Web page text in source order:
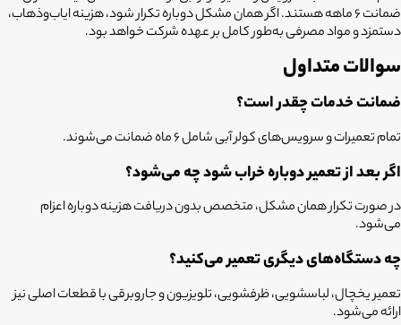
ضمانت ۶ ماهه هستند. اگر همان مشکل دوباره تکرار شود، هزینه ایاب‌وذهاب،
دستمزد و مواد مصرفی به‌طور کامل بر عهده شرکت خواهد بود.
سوالات متداول
ضمانت خدمات چقدر است؟
تمام تعمیرات و سرویس‌های کولر آبی شامل ۶ ماه ضمانت می‌شوند.
اگر بعد از تعمیر دوباره خراب شود چه می‌شود؟
در صورت تکرار همان مشکل، متخصص بدون دریافت هزینه دوباره اعزام
می‌شود.
چه دستگاه‌های دیگری تعمیر می‌کنید؟
تعمیر یخچال، لباسشویی، ظرفشویی، تلویزیون و جاروبرقی با قطعات اصلی نیز
ارائه می‌شود.